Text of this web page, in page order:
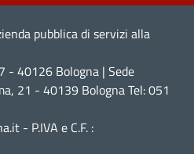
pubblica di servizi alla
- 40126 Bologna | Sede
21 - 40139 Bologna Tel: 051
- P.IVA e C.F. :